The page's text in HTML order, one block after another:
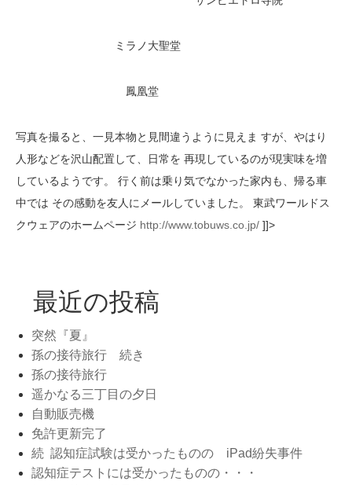
ミラノ大聖堂
鳳凰堂
写真を撮ると、一見本物と見間違うように見えま すが、やはり
人形などを沢山配置して、日常を 再現しているのが現実味を増
しているようです。 行く前は乗り気でなかった家内も、帰る車
中では その感動を友人にメールしていました。 東武ワールドス
クウェアのホームページ http://www.tobuws.co.jp/ ]]>
最近の投稿
突然『夏』
孫の接待旅行 続き
孫の接待旅行
遥かなる三丁目の夕日
自動販売機
免許更新完了
続 認知症試験は受かったものの iPad紛失事件
認知症テストには受かったものの・・・